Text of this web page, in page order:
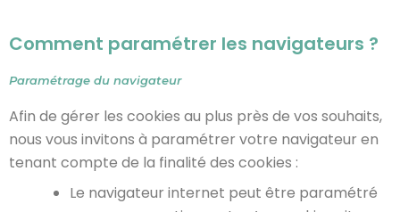
Comment paramétrer les navigateurs ?
Paramétrage du navigateur
Afin de gérer les cookies au plus près de vos souhaits,
nous vous invitons à paramétrer votre navigateur en
tenant compte de la finalité des cookies :
Le navigateur internet peut être paramétré